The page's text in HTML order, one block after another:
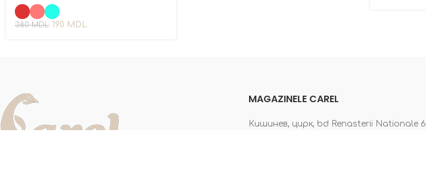
380MDL 190 MDL
MAGAZINELE CAREL
Кишинев, цирк, bd Renasterii Nationale 6